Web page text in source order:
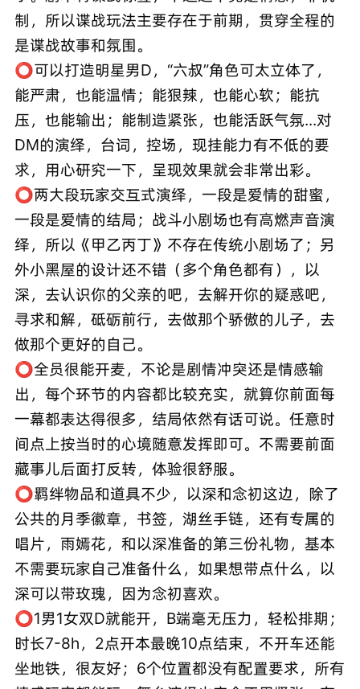
制，所以谍战玩法主要存在于前期，贯穿全程的
是谍战故事和氛围。
⭕️可以打造明星男D，“六叔”角色可太立体了，
能严肃，也能温情；能狠辣，也能心软；能抗
压，也能输出；能制造紧张，也能活跃气氛...对
DM的演绎，台词，控场，现挂能力有不低的要
求，用心研究一下，呈现效果就会非常出彩。
⭕️两大段玩家交互式演绎，一段是爱情的甜蜜，
一段是爱情的结局；战斗小剧场也有高燃声音演
绎，所以《甲乙丙丁》不存在传统小剧场了；另
外小黑屋的设计还不错（多个角色都有），以
深，去认识你的父亲的吧，去解开你的疑惑吧，
寻求和解，砥砺前行，去做那个骄傲的儿子，去
做那个更好的自己。
⭕️全员很能开麦，不论是剧情冲突还是情感输
出，每个环节的内容都比较充实，就算你前面每
一幕都表达得很多，结局依然有话可说。任意时
间点上按当时的心境随意发挥即可。不需要前面
藏事儿后面打反转，体验很舒服。
⭕️羁绊物品和道具不少，以深和念初这边，除了
公共的月季徽章，书签，湖丝手链，还有专属的
唱片，雨嫣花，和以深准备的第三份礼物，基本
不需要玩家自己准备什么，如果想带点什么，以
深可以带玫瑰，因为念初喜欢。
⭕️1男1女双D就能开，B端毫无压力，轻松排期；
时长7-8h，2点开本最晚10点结束，不开车还能
坐地铁，很友好；6个位置都没有配置要求，所有